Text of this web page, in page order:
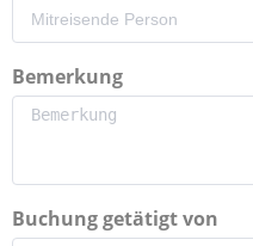
Bemerkung
Buchung getätigt von